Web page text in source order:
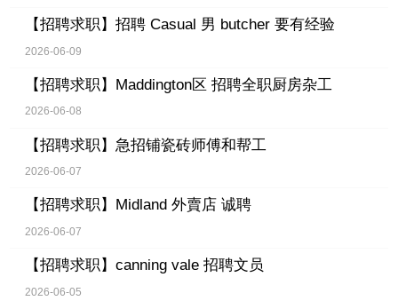
【招聘求职】 招聘 Casual 男 butcher 要有经验
2026-06-09
【招聘求职】 Maddington区 招聘全职厨房杂工
2026-06-08
【招聘求职】 急招铺瓷砖师傅和帮工
2026-06-07
【招聘求职】 Midland 外賣店 诚聘
2026-06-07
【招聘求职】 canning vale 招聘文员
2026-06-05